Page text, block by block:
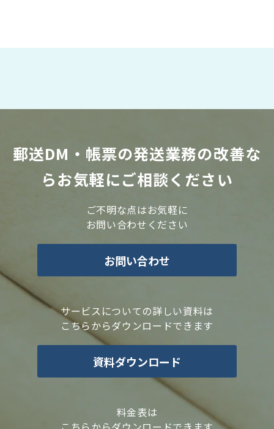
郵送DM・帳票の発送業務の改善な
らお気軽にご相談ください
ご不明な点はお気軽に
お問い合わせください
お問い合わせ
サービスについての詳しい資料は
こちらからダウンロードできます
資料ダウンロード
料金表は